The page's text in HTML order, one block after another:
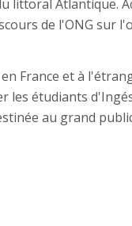
littoral Atlantique.
de l'ONG sur
France et à
les étudiants
au grand